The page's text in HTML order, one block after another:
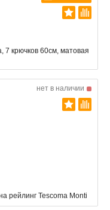
7 крючков 60см, матовая
нет в наличии
рейлинг Tescoma Monti